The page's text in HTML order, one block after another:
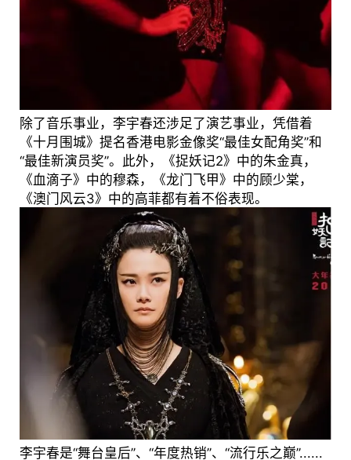
除了音乐事业，李宇春还涉足了演艺事业，凭借着
《十月围城》提名香港电影金像奖“最佳女配角奖”和
“最佳新演员奖”。此外，《捉妖记2》中的朱金真，
《血滴子》中的穆森，《龙门飞甲》中的顾少棠，
《澳门风云3》中的高菲都有着不俗表现。
李宇春是“舞台皇后”、“年度热销”、“流行乐之巅”......